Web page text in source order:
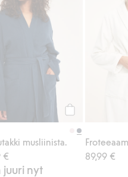
musliinista.
€
89,99 €
juuri nyt